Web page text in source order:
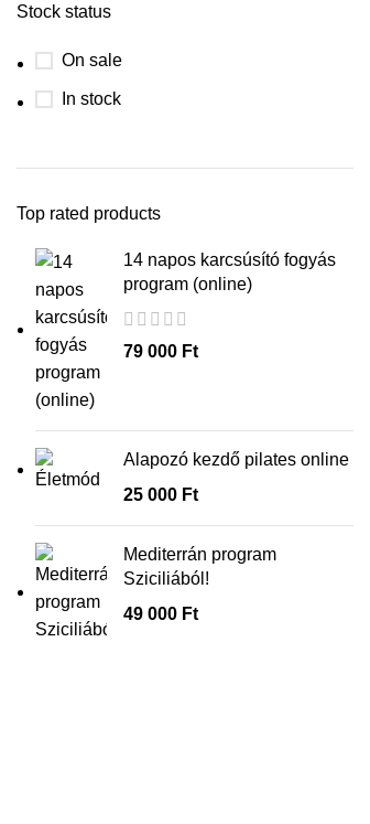
Stock status
On sale
In stock
Top rated products
14 napos karcsúsító fogyás
program (online)
79 000 Ft
Alapozó kezdő pilates online
25 000 Ft
Mediterrán program
Sziciliából!
49 000 Ft